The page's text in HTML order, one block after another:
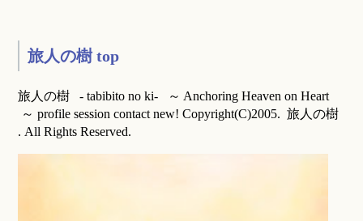
旅人の樹 top
旅人の樹 - tabibito no ki- ～ Anchoring Heaven on Heart
～ profile session contact new! Copyright(C)2005. 旅人の樹
. All Rights Reserved.